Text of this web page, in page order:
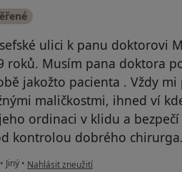
ulici k panu doktorovi
roků. Musím pana doktora
jakožto pacienta . Vždy
maličkostmi, ihned ví
ordinaci v klidu a bezpečí
kontrolou dobrého chirurga.
• Jiný • podle názoru uživatele Irena Čížová
Nahlásit zneužití